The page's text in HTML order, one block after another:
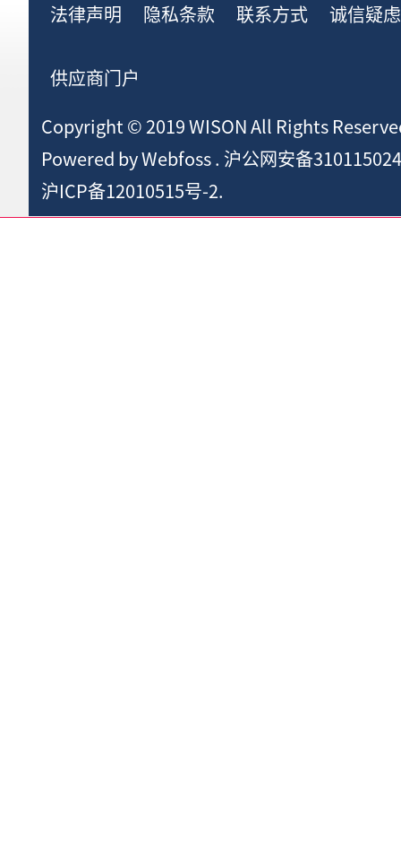
法律声明 隐私条款 联系方式 诚信疑
供应商门户
Copyright © 2019 WISON All Rights
Powered byWebfoss. 沪公网安备
沪ICP备12010515号-2.